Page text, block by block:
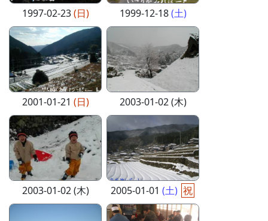
1997-02-23(日) 1999-12-18(土)
2001-01-21 (日) 2003-01-02 (木)
2003-01-02 (木) 2005-01-01 (土) 祝